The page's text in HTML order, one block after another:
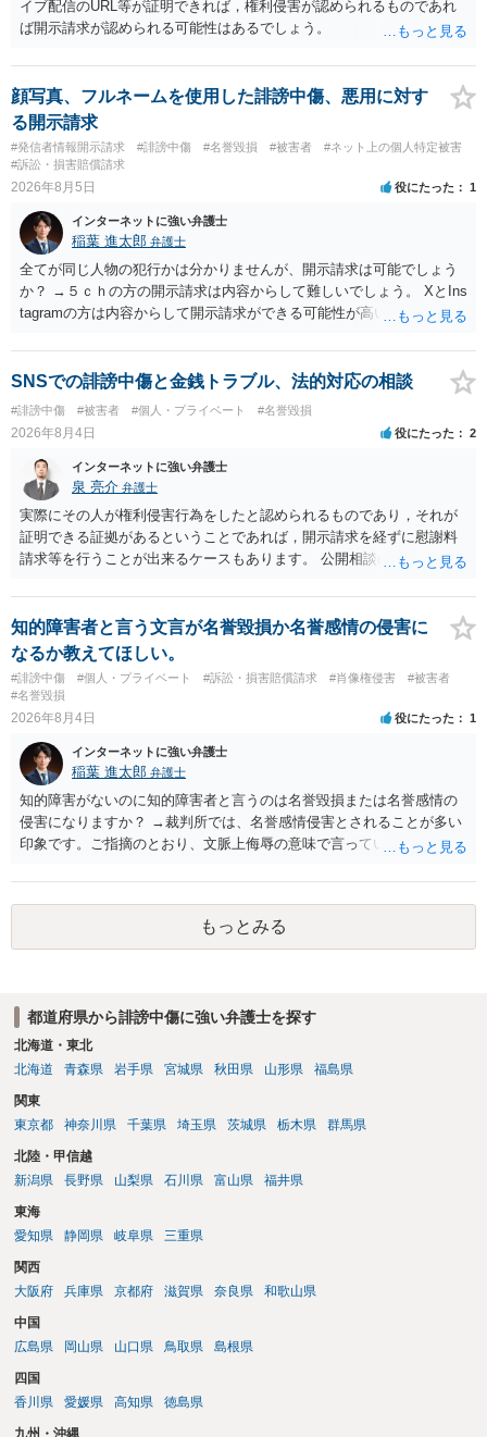
イブ配信のURL等が証明できれば，権利侵害が認められるものであれ
ば開示請求が認められる可能性はあるでしょう。
顔写真、フルネームを使用した誹謗中傷、悪用に対す
る開示請求
#発信者情報開示請求 #誹謗中傷 #名誉毀損 #被害者
#ネット上の個人特定被害
#訴訟・損害賠償請求
2026年8月5日 役にたった 1
インターネットに強い弁護士
稲葉 進太郎 弁護士
全てが同じ人物の犯行かは分かりませんが、開示請求は可能でしょう
か？ →５ｃｈの方の開示請求は内容からして難しいでしょう。 XとIns
tagramの方は内容からして開示請求ができる可能性が高いでしょう。
いでしょう。７月中にアカウントが削除されている場合、今から進め
ても失敗する可能性が高いように思われます。 相手を特定できた場
合、相手に全ての弁護士費用を負担させることは可能でしょうか？ →
訴訟外の交渉で相手方が認めれば負担させることができるでしょう。
訴訟で判決となった場合は、実際の弁護士費用が認められる場合と認
められない場合があり何ともいえないところでしょう。
SNSでの誹謗中傷と金銭トラブル、法的対応の相談
#誹謗中傷 #被害者 #個人・プライベート #名誉毀損
2026年8月4日 役にたった 2
インターネットに強い弁護士
泉 亮介 弁護士
実際にその人が権利侵害行為をしたと認められるものであり，それが
証明できる証拠があるということであれば，開示請求を経ずに慰謝料
請求等を行うことが出来るケースもあります。 公開相談の場では回答
に個別に相談されると良いでしょう。
知的障害者と言う文言が名誉毀損か名誉感情の侵害に
なるか教えてほしい。
#誹謗中傷 #個人・プライベート #訴訟・損害賠償請求 #肖像権侵害
#被害者
#名誉毀損
2026年8月4日 役にたった 1
インターネットに強い弁護士
稲葉 進太郎 弁護士
知的障害がないのに知的障害者と言うのは名誉毀損または名誉感情の
侵害になりますか？ →裁判所では、名誉感情侵害とされることが多い
印象です。ご指摘のとおり、文脈上侮辱の意味で言っている点も加味
もっとみる
都道府県から誹謗中傷に強い弁護士を探す
北海道・東北
北海道
青森県 岩手県 宮城県 秋田県 山形県 福島県
関東
東京都
神奈川県 千葉県 埼玉県 茨城県 栃木県 群馬県
北陸・甲信越
新潟県
長野県 山梨県 石川県 富山県 福井県
東海
愛知県
静岡県 岐阜県 三重県
関西
大阪府
兵庫県 京都府 滋賀県 奈良県 和歌山県
中国
広島県
岡山県 山口県 鳥取県 島根県
四国
香川県
愛媛県 高知県 徳島県